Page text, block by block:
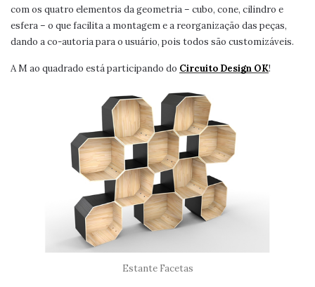
com os quatro elementos da geometria – cubo, cone, cilindro e
esfera – o que facilita a montagem e a reorganização das peças,
dando a co-autoria para o usuário, pois todos são customizáveis.
A M ao quadrado está participando do Circuito Design OK!
Estante Facetas